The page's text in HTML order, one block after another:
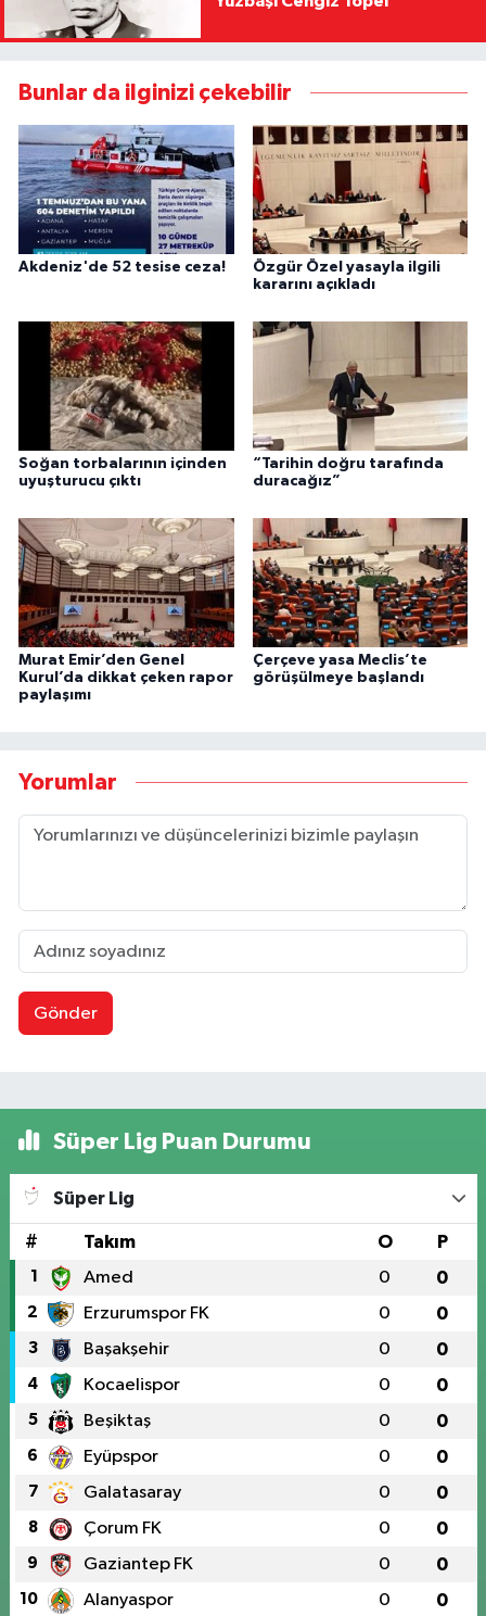
Bunlar da ilginizi çekebilir
Akdeniz'de 52 tesise ceza!
Özgür Özel yasayla ilgili
kararını açıkladı
Soğan torbalarının içinden
uyuşturucu çıktı
“Tarihin doğru tarafında
duracağız”
Murat Emir’den Genel
Kurul’da dikkat çeken rapor
paylaşımı
Çerçeve yasa Meclis’te
görüşülmeye başlandı
Yorumlar
Gönder
Süper Lig Puan Durumu
Süper Lig
# Takım O P
1 Amed 0 0
2 Erzurumspor FK 0 0
3 Başakşehir 0 0
4 Kocaelispor 0 0
5 Beşiktaş 0 0
6 Eyüpspor 0 0
7 Galatasaray 0 0
8 Çorum FK 0 0
9 Gaziantep FK 0 0
10 Alanyaspor 0 0